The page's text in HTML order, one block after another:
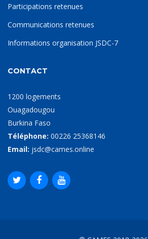
Participations retenues
Communications retenues
Informations organisation JSDC-7
CONTACT
1200 logements
Ouagadougou
Burkina Faso
Téléphone: 00226 25368146
Email: jsdc@cames.online